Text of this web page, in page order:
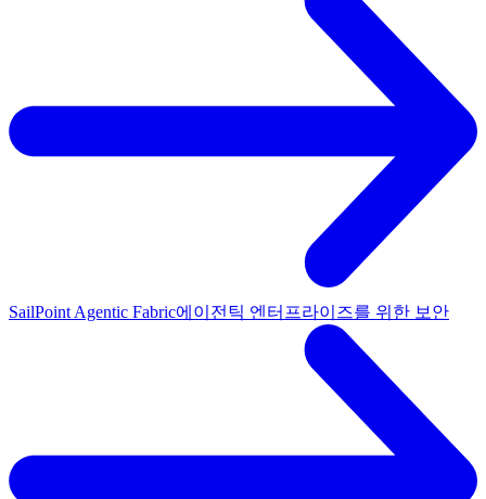
SailPoint Agentic Fabric에이전틱 엔터프라이즈를 위한 보안